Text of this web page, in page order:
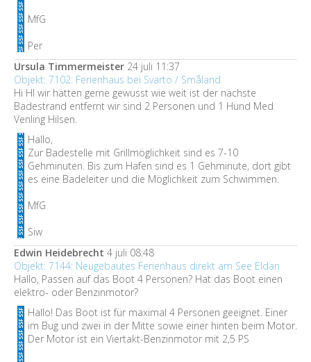
MfG
Per
Ursula Timmermeister 24 juli 11:37
Objekt: 7102: Ferienhaus bei Svartö / Småland
Hi HI wir hätten gerne gewusst wie weit ist der nächste
Badestrand entfernt wir sind 2 Personen und 1 Hund Med
Venling Hilsen.
Hallo,
Zur Badestelle mit Grillmöglichkeit sind es 7-10
Gehminuten. Bis zum Hafen sind es 1 Gehminute, dort gibt
es eine Badeleiter und die Möglichkeit zum Schwimmen.
MfG
Siw
Edwin Heidebrecht 4 juli 08:48
Objekt: 7144: Neugebautes Ferienhaus direkt am See Eldan
Hallo, Passen auf das Boot 4 Personen? Hat das Boot einen
elektro- oder Benzinmotor?
Hallo! Das Boot ist für maximal 4 Personen geeignet. Einer
im Bug und zwei in der Mitte sowie einer hinten beim Motor.
Der Motor ist ein Viertakt-Benzinmotor mit 2,5 PS